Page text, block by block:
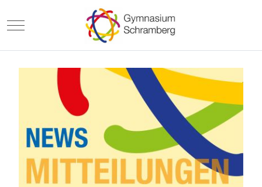
Mobile Menu Toggle